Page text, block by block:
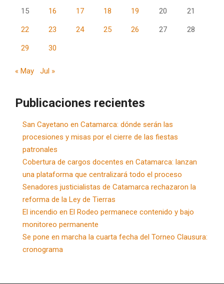
15 16 17 18 19 20 21
22 23 24 25 26 27 28
29 30
« May Jul »
Publicaciones recientes
San Cayetano en Catamarca: dónde serán las
procesiones y misas por el cierre de las fiestas
patronales
Cobertura de cargos docentes en Catamarca: lanzan
una plataforma que centralizará todo el proceso
Senadores justicialistas de Catamarca rechazaron la
reforma de la Ley de Tierras
El incendio en El Rodeo permanece contenido y bajo
monitoreo permanente
Se pone en marcha la cuarta fecha del Torneo Clausura:
cronograma